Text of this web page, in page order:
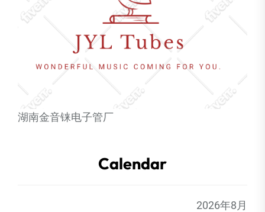
湖南金音铼电子管厂
Calendar
2026年8月